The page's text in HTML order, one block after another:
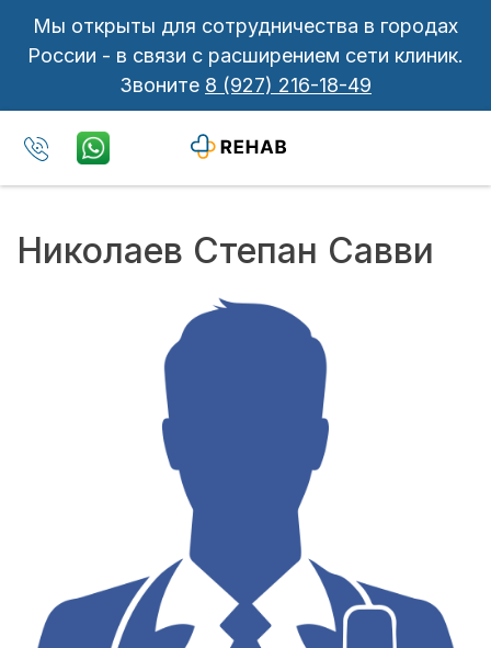
Мы открыты для сотрудничества в городах
России - в связи с расширением сети клиник.
Звоните 8 (927) 216-18-49
Николаев Степан Савви